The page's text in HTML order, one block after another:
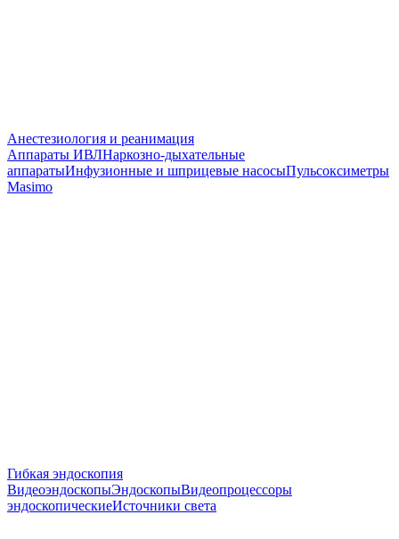
Анестезиология и реанимация
Аппараты ИВЛНаркозно-дыхательные
аппаратыИнфузионные и шприцевые насосыПульсоксиметры
Masimo
Гибкая эндоскопия
ВидеоэндоскопыЭндоскопыВидеопроцессоры
эндоскопическиеИсточники света